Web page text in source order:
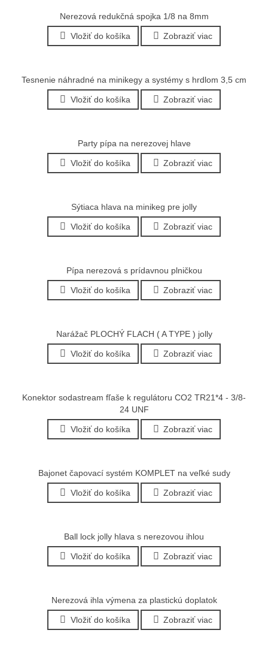
Nerezová redukčná spojka 1/8 na 8mm
Vložiť do košíka Zobraziť viac
Tesnenie náhradné na minikegy a systémy s hrdlom 3,5 cm
Vložiť do košíka Zobraziť viac
Party pípa na nerezovej hlave
Vložiť do košíka Zobraziť viac
Sýtiaca hlava na minikeg pre jolly
Vložiť do košíka Zobraziť viac
Pípa nerezová s prídavnou plničkou
Vložiť do košíka Zobraziť viac
Narážač PLOCHÝ FLACH ( A TYPE ) jolly
Vložiť do košíka Zobraziť viac
Konektor sodastream fľaše k regulátoru CO2 TR21*4 - 3/8-
24 UNF
Vložiť do košíka Zobraziť viac
Bajonet čapovací systém KOMPLET na veľké sudy
Vložiť do košíka Zobraziť viac
Ball lock jolly hlava s nerezovou ihlou
Vložiť do košíka Zobraziť viac
Nerezová ihla výmena za plastickú doplatok
Vložiť do košíka Zobraziť viac